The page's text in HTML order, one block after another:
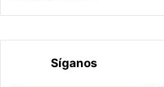
Síganos